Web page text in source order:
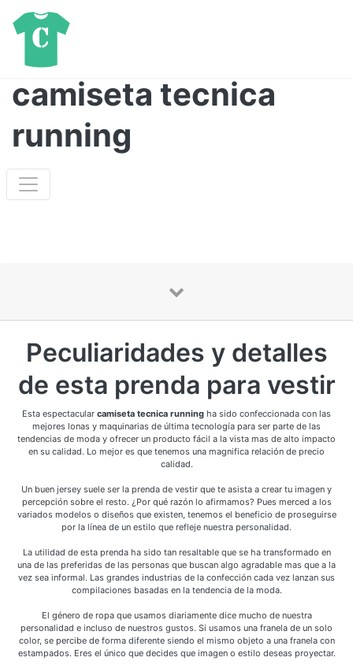
camiseta tecnica
running
Peculiaridades y detalles
de esta prenda para vestir
Esta espectacular camiseta tecnica running ha sido confeccionada con las
mejores lonas y maquinarias de última tecnología para ser parte de las
tendencias de moda y ofrecer un producto fácil a la vista mas de alto impacto
en su calidad. Lo mejor es que tenemos una magnifica relación de precio
calidad.
Un buen jersey suele ser la prenda de vestir que te asista a crear tu imagen y
percepción sobre el resto. ¿Por qué razón lo afirmamos? Pues merced a los
variados modelos o diseños que existen, tenemos el beneficio de proseguirse
por la línea de un estilo que refleje nuestra personalidad.
La utilidad de esta prenda ha sido tan resaltable que se ha transformado en
una de las preferidas de las personas que buscan algo agradable mas que a la
vez sea informal. Las grandes industrias de la confección cada vez lanzan sus
compilaciones basadas en la tendencia de la moda.
El género de ropa que usamos diariamente dice mucho de nuestra
personalidad e incluso de nuestros gustos. Si usamos una franela de un solo
color, se percibe de forma diferente siendo el mismo objeto a una franela con
estampados. Eres el único que decides que imagen o estilo deseas proyectar.